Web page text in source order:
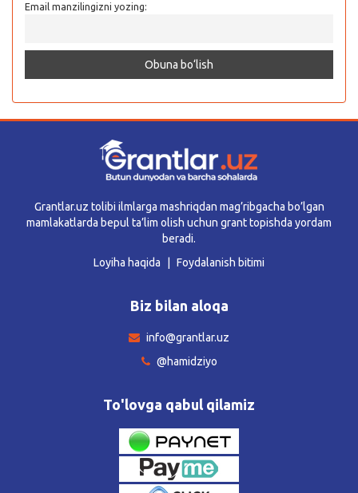
Email manzilingizni yozing:
Grantlar.uz tolibi ilmlarga mashriqdan mag’ribgacha bo’lgan
mamlakatlarda bepul ta’lim olish uchun grant topishda yordam
beradi.
Loyiha haqida
Foydalanish bitimi
Biz bilan aloqa
info@grantlar.uz
@hamidziyo
To'lovga qabul qilamiz